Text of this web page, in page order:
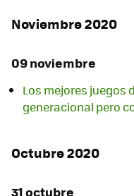
Noviembre 2020
09 noviembre
Los mejores juegos
generacional pero
Octubre 2020
31 octubre